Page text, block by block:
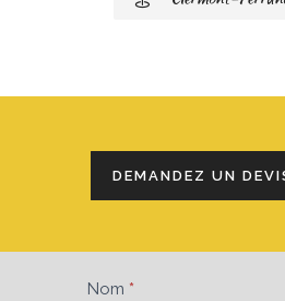
DEMANDEZ UN
Formulaire
Nom *